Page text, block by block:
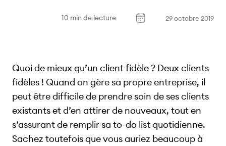
10 min de lecture 29 octobre 2019
Quoi de mieux qu’un client fidèle ? Deux clients
fidèles ! Quand on gère sa propre entreprise, il
peut être difficile de prendre soin de ses clients
existants et d’en attirer de nouveaux, tout en
s’assurant de remplir sa to-do list quotidienne.
Sachez toutefois que vous auriez beaucoup à